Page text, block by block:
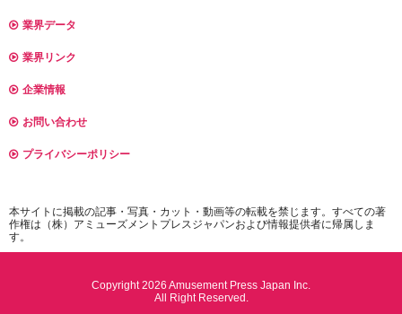
業界データ
業界リンク
企業情報
お問い合わせ
プライバシーポリシー
本サイトに掲載の記事・写真・カット・動画等の転載を禁じます。すべての著
作権は（株）アミューズメントプレスジャパンおよび情報提供者に帰属しま
す。
Copyright 2026 Amusement Press Japan Inc.
All Right Reserved.